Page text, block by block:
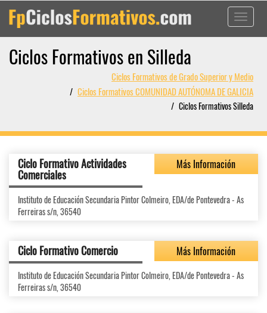
Toggle
Ciclos Formativos en Silleda
Ciclos Formativos de Grado Superior y Medio
Ciclos Formativos COMUNIDAD AUTÓNOMA DE GALICIA
Ciclos Formativos Silleda
Ciclo Formativo Actividades
Comerciales
Más Información
Instituto de Educación Secundaria Pintor Colmeiro, EDA/de Pontevedra - As
Ferreiras s/n, 36540
Ciclo Formativo Comercio Más Información
Instituto de Educación Secundaria Pintor Colmeiro, EDA/de Pontevedra - As
Ferreiras s/n, 36540